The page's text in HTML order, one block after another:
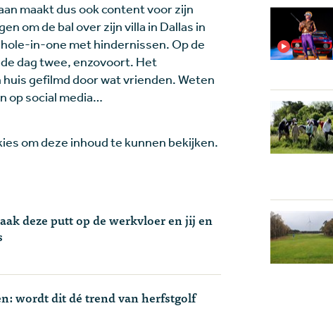
maakt dus ook content voor zijn
om de bal over zijn villa in Dallas in
in-one met hindernissen. Op de
dag twee, enzovoort. Het
gefilmd door wat vrienden. Weten
op social media…
om deze inhoud te kunnen bekijken.
deze putt op de werkvloer en jij en
wordt dit dé trend van herfstgolf